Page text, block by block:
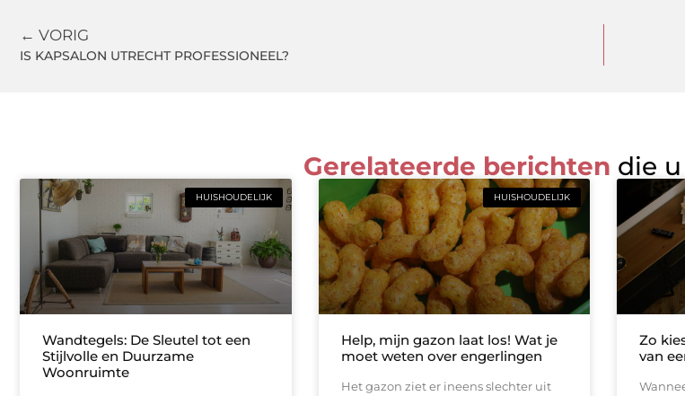
← VORIG
IS KAPSALON UTRECHT PROFESSIONEEL?
Gerelateerde berichten die
HUISHOUDELIJK
Wandtegels: De Sleutel tot een
Stijlvolle en Duurzame
Woonruimte
HUISHOUDELIJK
Help, mijn gazon laat los! Wat je
moet weten over engerlingen
Het gazon ziet er ineens slechter uit
Zo
van